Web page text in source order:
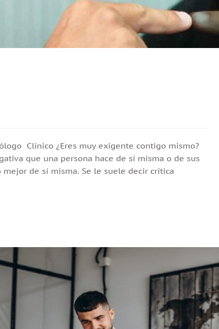
Clínico ¿Eres muy exigente contigo mismo?
que una persona hace de sí misma o de sus
de sí misma. Se le suele decir crítica